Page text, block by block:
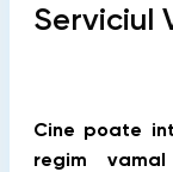
Serviciul
Cine poate
regim